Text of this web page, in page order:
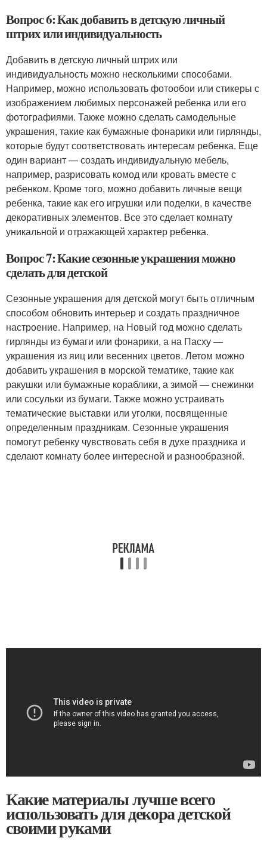
Вопрос 6: Как добавить в детскую личный
штрих или индивидуальность
Добавить в детскую личный штрих или
индивидуальность можно несколькими способами.
Например, можно использовать фотообои или стикеры с
изображением любимых персонажей ребенка или его
фотографиями. Также можно сделать самодельные
украшения, такие как бумажные фонарики или гирлянды,
которые будут соответствовать интересам ребенка. Еще
один вариант — создать индивидуальную мебель,
например, разрисовать комод или кровать вместе с
ребенком. Кроме того, можно добавить личные вещи
ребенка, такие как его игрушки или поделки, в качестве
декоративных элементов. Все это сделает комнату
уникальной и отражающей характер ребенка.
Вопрос 7: Какие сезонные украшения можно
сделать для детской
Сезонные украшения для детской могут быть отличным
способом обновить интерьер и создать праздничное
настроение. Например, на Новый год можно сделать
гирлянды из бумаги или фонарики, а на Пасху —
украшения из яиц или весенних цветов. Летом можно
добавить украшения в морской тематике, такие как
ракушки или бумажные кораблики, а зимой — снежинки
или сосульки из бумаги. Также можно устраивать
тематические выставки или уголки, посвященные
определенным праздникам. Сезонные украшения
помогут ребенку чувствовать себя в духе праздника и
сделают комнату более интересной и разнообразной.
Какие материалы лучше всего
использовать для декора детской
своими руками